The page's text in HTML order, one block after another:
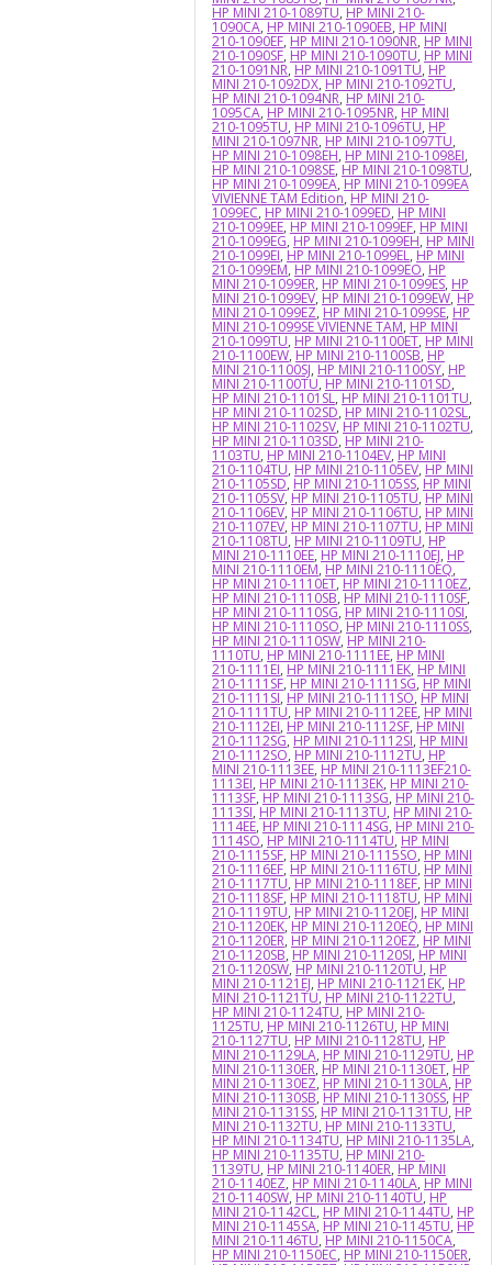
HP MINI 210-1089TU, HP MINI 210-
1090CA, HP MINI 210-1090EB, HP MINI
210-1090EF, HP MINI 210-1090NR, HP MINI
210-1090SF, HP MINI 210-1090TU, HP MINI
210-1091NR, HP MINI 210-1091TU, HP
MINI 210-1092DX, HP MINI 210-1092TU,
HP MINI 210-1094NR, HP MINI 210-
1095CA, HP MINI 210-1095NR, HP MINI
210-1095TU, HP MINI 210-1096TU, HP
MINI 210-1097NR, HP MINI 210-1097TU,
HP MINI 210-1098EH, HP MINI 210-1098EI,
HP MINI 210-1098SE, HP MINI 210-1098TU,
HP MINI 210-1099EA, HP MINI 210-1099EA
VIVIENNE TAM Edition, HP MINI 210-
1099EC, HP MINI 210-1099ED, HP MINI
210-1099EE, HP MINI 210-1099EF, HP MINI
210-1099EG, HP MINI 210-1099EH, HP MINI
210-1099EI, HP MINI 210-1099EL, HP MINI
210-1099EM, HP MINI 210-1099EO, HP
MINI 210-1099ER, HP MINI 210-1099ES, HP
MINI 210-1099EV, HP MINI 210-1099EW, HP
MINI 210-1099EZ, HP MINI 210-1099SE, HP
MINI 210-1099SE VIVIENNE TAM, HP MINI
210-1099TU, HP MINI 210-1100ET, HP MINI
210-1100EW, HP MINI 210-1100SB, HP
MINI 210-1100SJ, HP MINI 210-1100SY, HP
MINI 210-1100TU, HP MINI 210-1101SD,
HP MINI 210-1101SL, HP MINI 210-1101TU,
HP MINI 210-1102SD, HP MINI 210-1102SL,
HP MINI 210-1102SV, HP MINI 210-1102TU,
HP MINI 210-1103SD, HP MINI 210-
1103TU, HP MINI 210-1104EV, HP MINI
210-1104TU, HP MINI 210-1105EV, HP MINI
210-1105SD, HP MINI 210-1105SS, HP MINI
210-1105SV, HP MINI 210-1105TU, HP MINI
210-1106EV, HP MINI 210-1106TU, HP MINI
210-1107EV, HP MINI 210-1107TU, HP MINI
210-1108TU, HP MINI 210-1109TU, HP
MINI 210-1110EE, HP MINI 210-1110EJ, HP
MINI 210-1110EM, HP MINI 210-1110EQ,
HP MINI 210-1110ET, HP MINI 210-1110EZ,
HP MINI 210-1110SB, HP MINI 210-1110SF,
HP MINI 210-1110SG, HP MINI 210-1110SI,
HP MINI 210-1110SO, HP MINI 210-1110SS,
HP MINI 210-1110SW, HP MINI 210-
1110TU, HP MINI 210-1111EE, HP MINI
210-1111EI, HP MINI 210-1111EK, HP MINI
210-1111SF, HP MINI 210-1111SG, HP MINI
210-1111SI, HP MINI 210-1111SO, HP MINI
210-1111TU, HP MINI 210-1112EE, HP MINI
210-1112EI, HP MINI 210-1112SF, HP MINI
210-1112SG, HP MINI 210-1112SI, HP MINI
210-1112SO, HP MINI 210-1112TU, HP
MINI 210-1113EE, HP MINI 210-1113EF210-
1113EI, HP MINI 210-1113EK, HP MINI 210-
1113SF, HP MINI 210-1113SG, HP MINI 210-
1113SI, HP MINI 210-1113TU, HP MINI 210-
1114EE, HP MINI 210-1114SG, HP MINI 210-
1114SO, HP MINI 210-1114TU, HP MINI
210-1115SF, HP MINI 210-1115SO, HP MINI
210-1116EF, HP MINI 210-1116TU, HP MINI
210-1117TU, HP MINI 210-1118EF, HP MINI
210-1118SF, HP MINI 210-1118TU, HP MINI
210-1119TU, HP MINI 210-1120EJ, HP MINI
210-1120EK, HP MINI 210-1120EQ, HP MINI
210-1120ER, HP MINI 210-1120EZ, HP MINI
210-1120SB, HP MINI 210-1120SI, HP MINI
210-1120SW, HP MINI 210-1120TU, HP
MINI 210-1121EJ, HP MINI 210-1121EK, HP
MINI 210-1121TU, HP MINI 210-1122TU,
HP MINI 210-1124TU, HP MINI 210-
1125TU, HP MINI 210-1126TU, HP MINI
210-1127TU, HP MINI 210-1128TU, HP
MINI 210-1129LA, HP MINI 210-1129TU, HP
MINI 210-1130ER, HP MINI 210-1130ET, HP
MINI 210-1130EZ, HP MINI 210-1130LA, HP
MINI 210-1130SB, HP MINI 210-1130SS, HP
MINI 210-1131SS, HP MINI 210-1131TU, HP
MINI 210-1132TU, HP MINI 210-1133TU,
HP MINI 210-1134TU, HP MINI 210-1135LA,
HP MINI 210-1135TU, HP MINI 210-
1139TU, HP MINI 210-1140ER, HP MINI
210-1140EZ, HP MINI 210-1140LA, HP MINI
210-1140SW, HP MINI 210-1140TU, HP
MINI 210-1142CL, HP MINI 210-1144TU, HP
MINI 210-1145SA, HP MINI 210-1145TU, HP
MINI 210-1146TU, HP MINI 210-1150CA,
HP MINI 210-1150EC, HP MINI 210-1150ER,